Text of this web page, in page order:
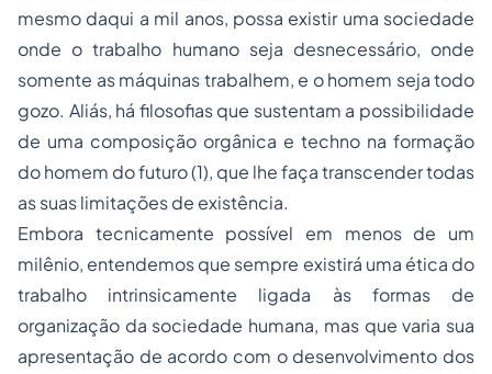
mesmo daqui a mil anos, possa existir uma sociedade
onde o trabalho humano seja desnecessário, onde
somente as máquinas trabalhem, e o homem seja todo
gozo. Aliás, há filosofias que sustentam a possibilidade
de uma composição orgânica e techno na formação
do homem do futuro (1), que lhe faça transcender todas
as suas limitações de existência.
Embora tecnicamente possível em menos de um
milênio, entendemos que sempre existirá uma ética do
trabalho intrinsicamente ligada às formas de
organização da sociedade humana, mas que varia sua
apresentação de acordo com o desenvolvimento dos